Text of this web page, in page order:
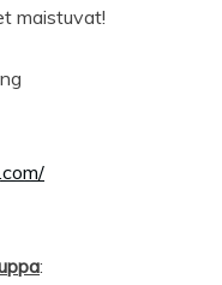
maistuvat!
: